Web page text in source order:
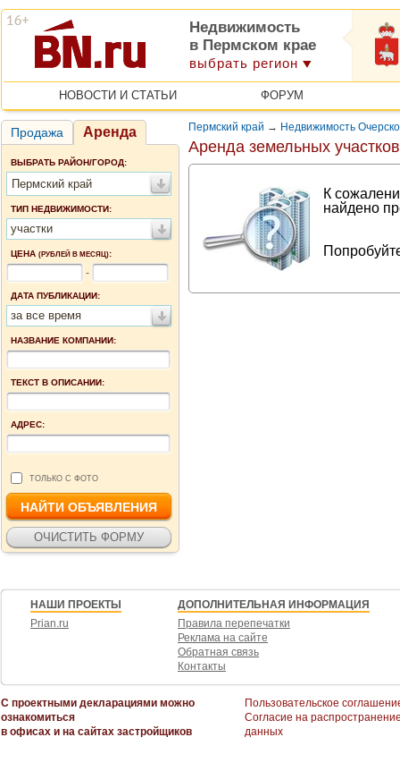
Недвижимость
в Пермском крае
выбрать регион
НОВОСТИ И СТАТЬИ ФОРУМ
Продажа Аренда
ВЫБРАТЬ РАЙОН/ГОРОД:
Пермский край
ТИП НЕДВИЖИМОСТИ:
участки
ЦЕНА (РУБЛЕЙ В МЕСЯЦ):
-
ДАТА ПУБЛИКАЦИИ:
за все время
НАЗВАНИЕ КОМПАНИИ:
ТЕКСТ В ОПИСАНИИ:
АДРЕС:
ТОЛЬКО С ФОТО
Пермский край → Недвижимость
Аренда земельных
К
найдено
НАШИ ПРОЕКТЫ
Prian.ru
ДОПОЛНИТЕЛЬНАЯ ИНФОРМАЦИЯ
Правила перепечатки
Реклама на сайте
Обратная связь
Контакты
С проектными декларациями можно
ознакомиться
в офисах и на сайтах застройщиков
Пользовательское
Согласие на
данных